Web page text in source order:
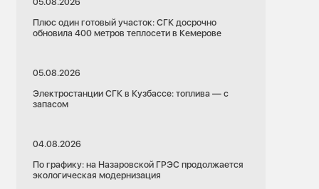
Плюс один готовый участок: СГК досрочно
обновила 400 метров теплосети в Кемерове
05.08.2026
Электростанции СГК в Кузбассе: топлива — с
запасом
04.08.2026
По графику: на Назаровской ГРЭС продолжается
экологическая модернизация